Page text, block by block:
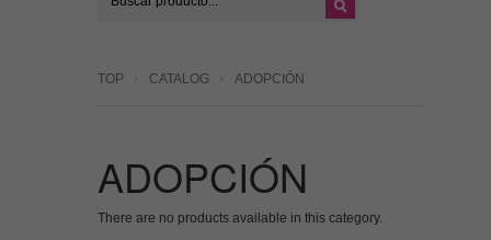
TOP CATALOG ADOPCIÓN
ADOPCIÓN
There are no products available in this category.